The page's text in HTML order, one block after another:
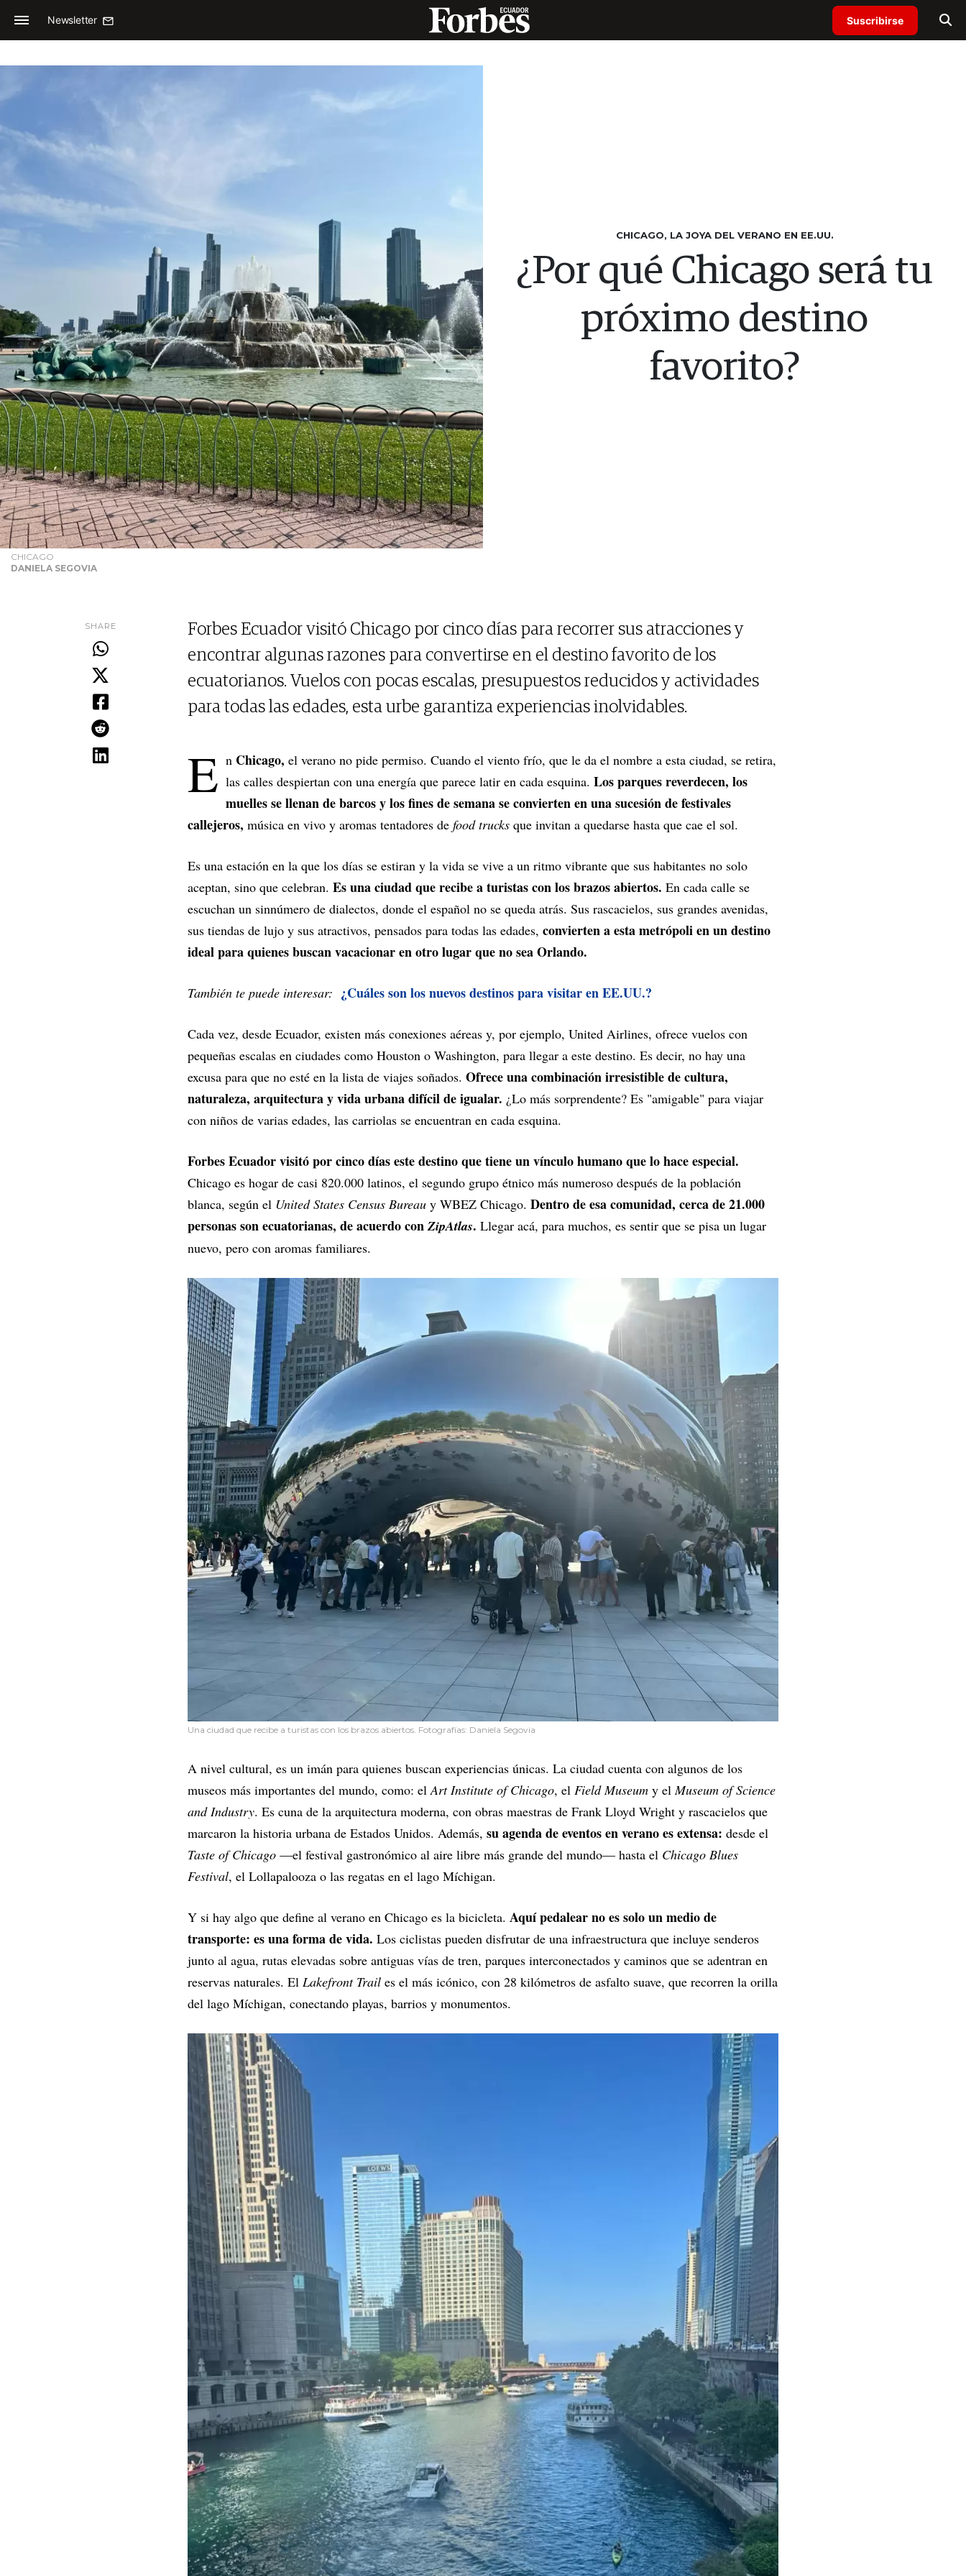
Newsletter Suscribirse
CHICAGO, LA JOYA DEL VERANO EN EE.UU.
¿Por qué Chicago será tu
próximo destino
favorito?
CHICAGO
DANIELA SEGOVIA
SHARE
Forbes Ecuador visitó Chicago por cinco días para recorrer sus atracciones y
encontrar algunas razones para convertirse en el destino favorito de los
ecuatorianos. Vuelos con pocas escalas, presupuestos reducidos y actividades
para todas las edades, esta urbe garantiza experiencias inolvidables.
E n Chicago, el verano no pide permiso. Cuando el viento frío, que le da el nombre a esta ciudad, se retira,
las calles despiertan con una energía que parece latir en cada esquina. Los parques reverdecen, los
muelles se llenan de barcos y los fines de semana se convierten en una sucesión de festivales
callejeros, música en vivo y aromas tentadores de food trucks que invitan a quedarse hasta que cae el sol.
Es una estación en la que los días se estiran y la vida se vive a un ritmo vibrante que sus habitantes no solo
aceptan, sino que celebran. Es una ciudad que recibe a turistas con los brazos abiertos. En cada calle se
escuchan un sinnúmero de dialectos, donde el español no se queda atrás. Sus rascacielos, sus grandes avenidas,
sus tiendas de lujo y sus atractivos, pensados para todas las edades, convierten a esta metrópoli en un destino
ideal para quienes buscan vacacionar en otro lugar que no sea Orlando.
También te puede interesar: ¿Cuáles son los nuevos destinos para visitar en EE.UU.?
Cada vez, desde Ecuador, existen más conexiones aéreas y, por ejemplo, United Airlines, ofrece vuelos con
pequeñas escalas en ciudades como Houston o Washington, para llegar a este destino. Es decir, no hay una
excusa para que no esté en la lista de viajes soñados. Ofrece una combinación irresistible de cultura,
naturaleza, arquitectura y vida urbana difícil de igualar. ¿Lo más sorprendente? Es "amigable" para viajar
con niños de varias edades, las carriolas se encuentran en cada esquina.
Forbes Ecuador visitó por cinco días este destino que tiene un vínculo humano que lo hace especial.
Chicago es hogar de casi 820.000 latinos, el segundo grupo étnico más numeroso después de la población
blanca, según el United States Census Bureau y WBEZ Chicago. Dentro de esa comunidad, cerca de 21.000
personas son ecuatorianas, de acuerdo conZipAtlas. Llegar acá, para muchos, es sentir que se pisa un lugar
nuevo, pero con aromas familiares.
Una ciudad que recibe a turistas con los brazos abiertos. Fotografías: Daniela Segovia
A nivel cultural, es un imán para quienes buscan experiencias únicas. La ciudad cuenta con algunos de los
museos más importantes del mundo, como: elArt Institute of Chicago, el Field Museum y elMuseum of Science
and Industry. Es cuna de la arquitectura moderna, con obras maestras de Frank Lloyd Wright y rascacielos que
marcaron la historia urbana de Estados Unidos. Además, su agenda de eventos en verano es extensa: desde el
Taste of Chicago —el festival gastronómico al aire libre más grande del mundo— hasta el Chicago Blues
Festival, el Lollapalooza o las regatas en el lago Míchigan.
Y si hay algo que define al verano en Chicago es la bicicleta. Aquí pedalear no es solo un medio de
transporte: es una forma de vida. Los ciclistas pueden disfrutar de una infraestructura que incluye senderos
junto al agua, rutas elevadas sobre antiguas vías de tren, parques interconectados y caminos que se adentran en
reservas naturales. El Lakefront Trail es el más icónico, con 28 kilómetros de asfalto suave, que recorren la orilla
del lago Míchigan, conectando playas, barrios y monumentos.